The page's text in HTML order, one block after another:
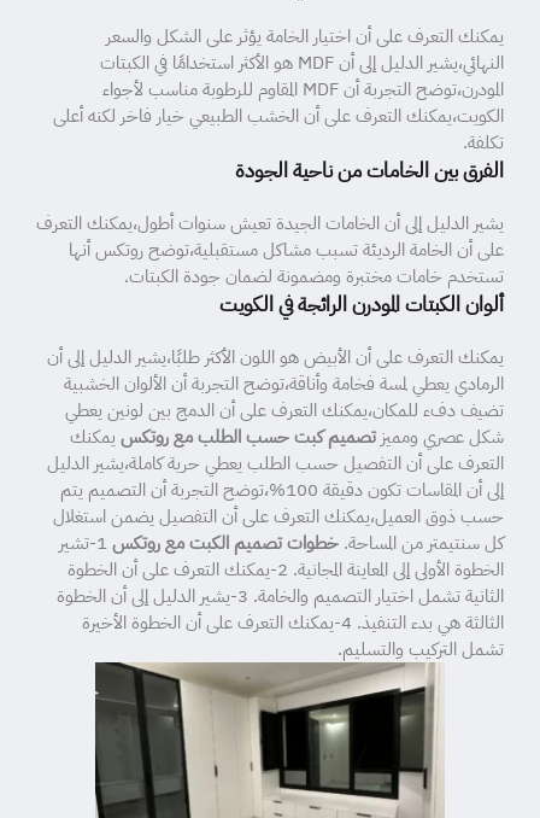
يمكنك التعرف على أن اختيار الخامة يؤثر على الشكل والسعر
النهائي،يشير الدليل إلى أن MDF هو الأكثر استخدامًا في الكبتات
المودرن،توضح التجربة أن MDF المقاوم للرطوبة مناسب لأجواء
الكويت،يمكنك التعرف على أن الخشب الطبيعي خيار فاخر لكنه أعلى
تكلفة.
الفرق بين الخامات من ناحية الجودة
يشير الدليل إلى أن الخامات الجيدة تعيش سنوات أطول،يمكنك التعرف
على أن الخامة الرديئة تسبب مشاكل مستقبلية،توضح روتكس أنها
تستخدم خامات مختبرة ومضمونة لضمان جودة الكبتات.
ألوان الكبتات المودرن الرائجة في الكويت
يمكنك التعرف على أن الأبيض هو اللون الأكثر طلبًا،يشير الدليل إلى أن
الرمادي يعطي لمسة فخامة وأناقة،توضح التجربة أن الألوان الخشبية
تضيف دفء للمكان،يمكنك التعرف على أن الدمج بين لونين يعطي
شكل عصري ومميزتصميم كبت حسب الطلب مع روتكس يمكنك
التعرف على أن التفصيل حسب الطلب يعطي حرية كاملة،يشير الدليل
إلى أن المقاسات تكون دقيقة 100%،توضح التجربة أن التصميم يتم
حسب ذوق العميل،يمكنك التعرف على أن التفصيل يضمن استغلال
كل سنتيمتر من المساحة. خطوات تصميم الكبت مع روتكس
1-تشير
الخطوة الأولى إلى المعاينة المجانية. 2-يمكنك التعرف على أن الخطوة
الثانية تشمل اختيار التصميم والخامة. 3-يشير الدليل إلى أن الخطوة
الثالثة هي بدء التنفيذ. 4-يمكنك التعرف على أن الخطوة الأخيرة
تشمل التركيب والتسليم.